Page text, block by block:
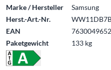
Marke / Hersteller
Samsung
Herst.-Art.-Nr.
EAN
Paketgewicht
133 kg